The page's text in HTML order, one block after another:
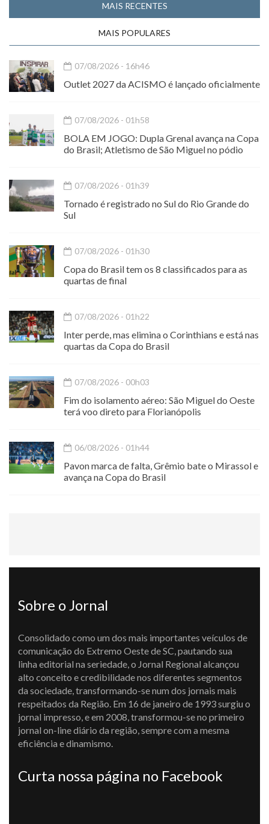
MAIS RECENTES
MAIS POPULARES
07/08/2026 - 16h46
Outlet 2027 da ACISMO é lançado oficialmente
07/08/2026 - 01h58
BOLA EM JOGO: Dupla Grenal avança na Copa
do Brasil; Atletismo de São Miguel no pódio
07/08/2026 - 01h39
Tornado é registrado no Sul do Rio Grande do
Sul
07/08/2026 - 01h30
Copa do Brasil tem os 8 classificados para as
quartas de final
07/08/2026 - 01h22
Inter perde, mas elimina o Corinthians e está nas
quartas da Copa do Brasil
07/08/2026 - 00h03
Fim do isolamento aéreo: São Miguel do Oeste
terá voo direto para Florianópolis
06/08/2026 - 01h44
Pavon marca de falta, Grêmio bate o Mirassol e
avança na Copa do Brasil
Sobre o Jornal
Consolidado como um dos mais importantes veículos de
comunicação do Extremo Oeste de SC, pautando sua
linha editorial na seriedade, o Jornal Regional alcançou
alto conceito e credibilidade nos diferentes segmentos
da sociedade, transformando-se num dos jornais mais
respeitados da Região. Em 16 de janeiro de 1993 surgiu o
jornal impresso, e em 2008, transformou-se no primeiro
jornal on-line diário da região, sempre com a mesma
eficiência e dinamismo.
Curta nossa página no Facebook